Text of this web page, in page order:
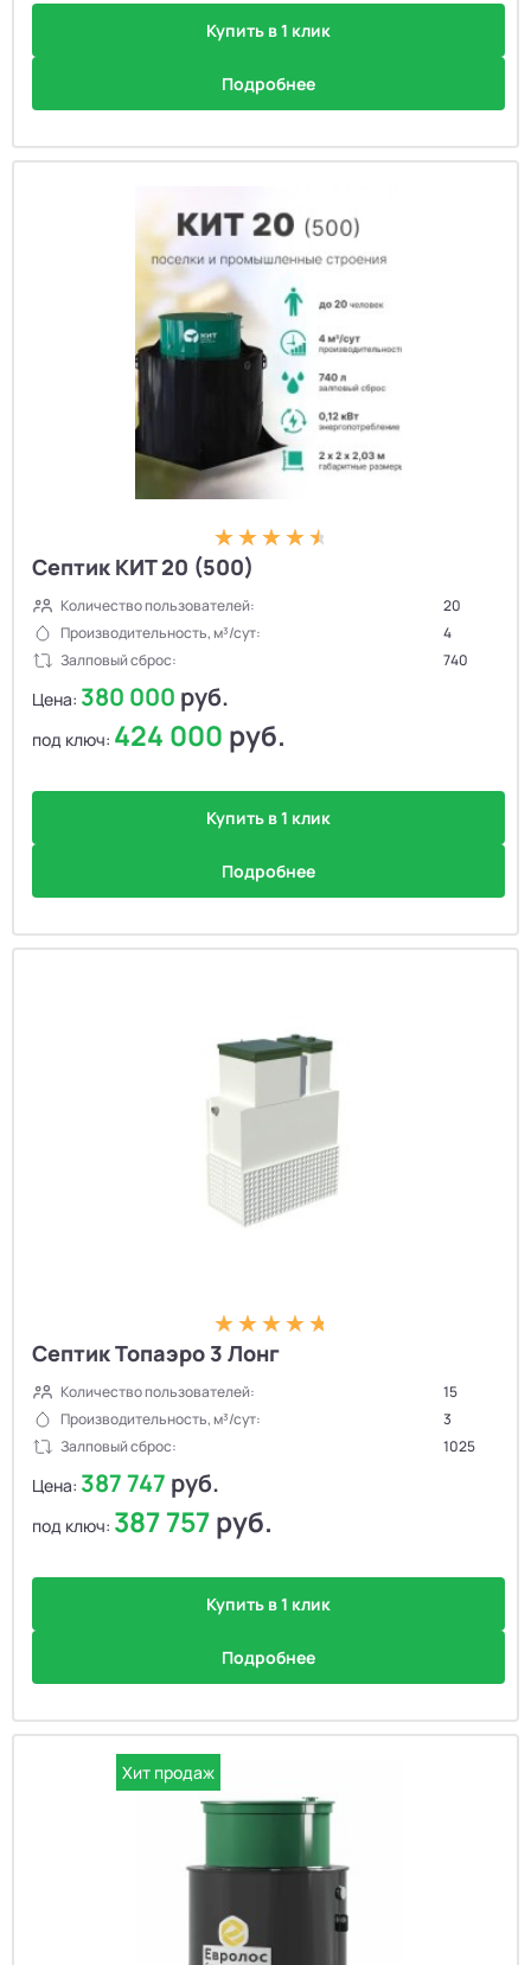
Купить в 1 клик
Подробнее
Септик КИТ 20 (500)
Количество пользователей:
20
Производительность, м³/сут:
4
Залповый сброс:
740
Цена: 380 000 руб.
под ключ: 424 000 руб.
Купить в 1 клик
Подробнее
Септик Топаэро 3 Лонг
Количество пользователей:
15
Производительность, м³/сут:
3
Залповый сброс:
1025
Цена: 387 747 руб.
под ключ: 387 757руб.
Купить в 1 клик
Подробнее
Хит продаж